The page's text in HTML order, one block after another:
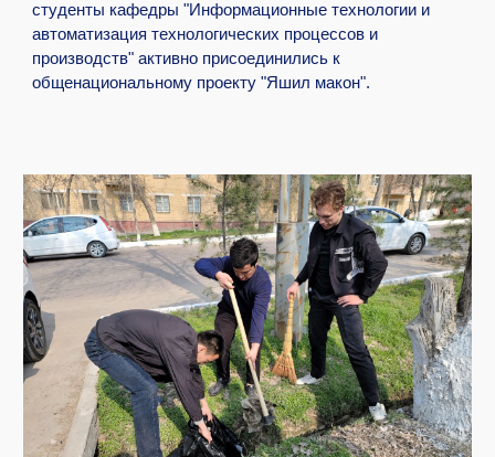
студенты кафедры "Информационные технологии и
автоматизация технологических процессов и
производств" активно присоединились к
общенациональному проекту "Яшил макон".